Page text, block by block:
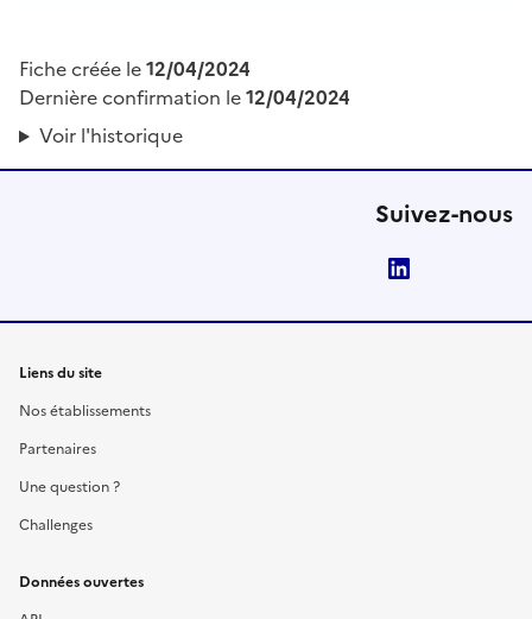
Fiche créée le12/04/2024
Dernière confirmation le12/04/2024
Voir l'historique
Suivez-nous
Liens du site
Nos établissements
Partenaires
Une question ?
Challenges
Données ouvertes